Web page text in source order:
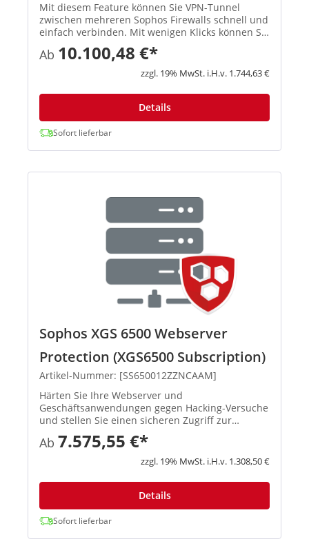
Mit diesem Feature können Sie VPN-Tunnel
zwischen mehreren Sophos Firewalls schnell und
einfach verbinden. Mit wenigen Klicks können Sie
ein Full-Mesh-Netzwerk, eine Hub-and-Spoke-
Topologie oder ähnliche Infrastrukturen
einrichten, und Sophos Central...
Ab 10.100,48 €*
zzgl. 19% MwSt. i.H.v. 1.744,63 €
Details
Sofort lieferbar
Sophos XGS 6500 Webserver
Protection (XGS6500 Subscription)
Artikel-Nummer: [SS650012ZZNCAAM]
Härten Sie Ihre Webserver und
Geschäftsanwendungen gegen Hacking-Versuche
und stellen Sie einen sicheren Zugriff zur
Verfügung. Richtlinienvorlagen für
Geschäftsanwendungen Mit vordefinierten
Richtlinienvorlagen können Sie gängige
Anwendungen wie Mic...
Ab 7.575,55 €*
zzgl. 19% MwSt. i.H.v. 1.308,50 €
Details
Sofort lieferbar